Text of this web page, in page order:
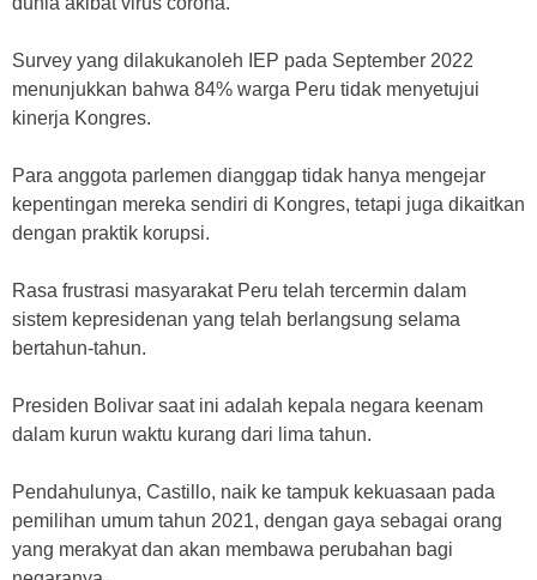
Survey yang dilakukanoleh IEP pada September 2022
menunjukkan bahwa 84% warga Peru tidak menyetujui
kinerja Kongres.
Para anggota parlemen dianggap tidak hanya mengejar
kepentingan mereka sendiri di Kongres, tetapi juga dikaitkan
dengan praktik korupsi.
Rasa frustrasi masyarakat Peru telah tercermin dalam
sistem kepresidenan yang telah berlangsung selama
bertahun-tahun.
Presiden Bolivar saat ini adalah kepala negara keenam
dalam kurun waktu kurang dari lima tahun.
Pendahulunya, Castillo, naik ke tampuk kekuasaan pada
pemilihan umum tahun 2021, dengan gaya sebagai orang
yang merakyat dan akan membawa perubahan bagi